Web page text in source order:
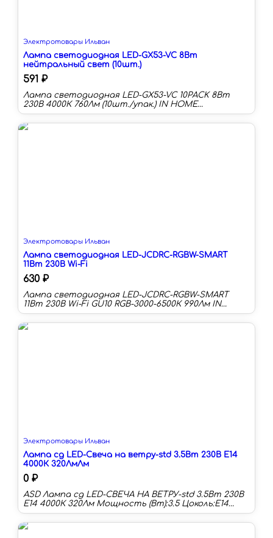
Электротовары Ильван
Лампа светодиодная LED-GX53-VC 8Вт
нейтральный свет (10шт.)
591 ₽
Лампа светодиодная LED-GX53-VC 10PACK 8Вт
230В 4000К 760Лм (10шт./упак.) IN HOME
Мощность (Вт):8 Цоколь:GX53 Цветовая
температура:4000 К Длина:27 мм Световой
поток:760 лм Световая отдача:95 лм/Вт Срок
Электротовары Ильван
Лампа светодиодная LED-JCDRC-RGBW-SMART
11Вт 230В Wi-Fi
630 ₽
Лампа светодиодная LED-JCDRC-RGBW-SMART
11Вт 230В Wi-Fi GU10 RGB-3000-6500К 990Лм IN
HOME Мощность (Вт):11 Цоколь:GU10 Цветовая
температура:3000-6500 К Длина:54 мм Тип
колбы:GU10 Световой поток:990 лм Световая
Электротовары Ильван
Лампа сд LED-Свеча на ветру-std 3.5Вт 230В Е14
4000К 320ЛмЛм
0 ₽
ASD Лампа сд LED-СВЕЧА НА ВЕТРУ-std 3.5Вт 230В
Е14 4000К 320Лм Мощность (Вт):3.5 Цоколь:E14
Цветовая температура:4000 К Длина:107 мм Тип
колбы:CA Световой поток:320 лм Срок
службы:30000 ч